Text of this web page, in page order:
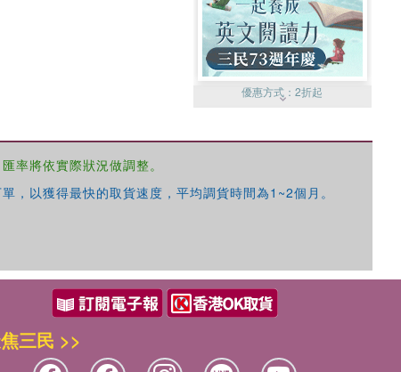
優惠方式：2折起
率將依實際狀況做調整。
，以獲得最快的取貨速度，平均調貨時間為1~2個月。
三民 >>